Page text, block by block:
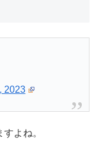
2023
よね。